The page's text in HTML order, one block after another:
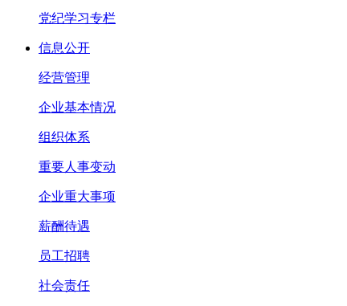
党纪学习专栏
信息公开
经营管理
企业基本情况
组织体系
重要人事变动
企业重大事项
薪酬待遇
员工招聘
社会责任